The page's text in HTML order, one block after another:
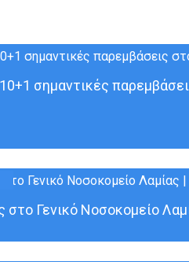
σημαντικές
στο Γενικό Νοσοκομείο